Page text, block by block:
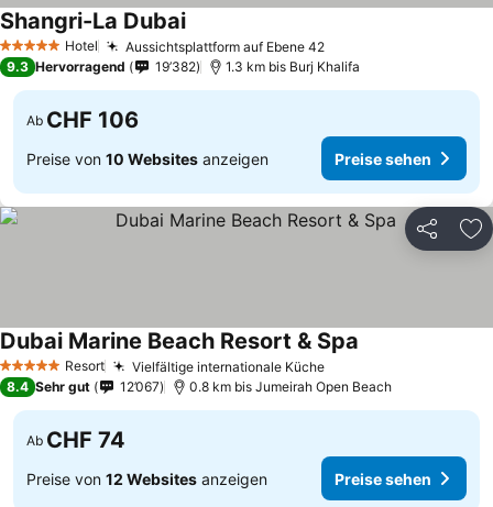
5 Sterne Hotel Aussichtsplattform auf Ebene 42
Shangri-La Dubai
9.3 Hervorragend 19’382 1.3 km bis Burj Khalifa
Ab CHF 106
Preise von 10 Websites anzeigen Preise sehen
Teilen
5 Sterne Resort Vielfältige internationale Küche
Dubai Marine Beach Resort & Spa
8.4 Sehr gut 12’067 0.8 km bis Jumeirah Open Beach
Ab CHF 74
Preise von 12 Websites anzeigen Preise sehen